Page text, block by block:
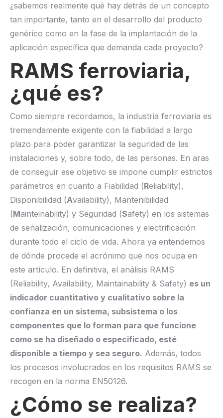
¿sabemos realmente qué hay detrás de un concepto
tan importante, tanto en el desarrollo del producto
genérico como en la fase de la implantación de la
aplicación específica que demanda cada proyecto?
RAMS ferroviaria,
¿qué es?
Como siempre recordamos, la industria ferroviaria es
tremendamente exigente con la fiabilidad a largo
plazo para poder garantizar la seguridad de las
instalaciones y, sobre todo, de las personas. En aras
de conseguir ese objetivo se impone cumplir estrictos
parámetros en cuanto a Fiabilidad (Reliability),
Disponibilidad (Availability), Mantenibilidad
(Mainteinability) y Seguridad (Safety) en los sistemas
de señalización, comunicaciones y electrificación
durante todo el ciclo de vida. Ahora ya entendemos
de dónde procede el acrónimo que nos ocupa en
este artículo. En definitiva, el análisis RAMS
(Reliability, Availability, Maintainability & Safety) es un
indicador cuantitativo y cualitativo sobre la
confianza en un sistema, subsistema o los
componentes que lo forman para que funcione
como se ha diseñado o especificado, esté
disponible a tiempo y sea seguro. Además, todos
los procesos involucrados en los requisitos RAMS se
recogen en la norma EN50126.
¿Cómo se realiza?